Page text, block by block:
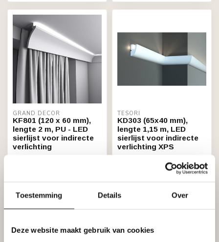
Toestemming Details Over
Deze website maakt gebruik van cookies
GRAND DECOR
KF801 (120 x 60 mm),
lengte 2 m, PU - LED
sierlijst voor indirecte
verlichting
TESORI
KD303 (65x40 mm),
lengte 1,15 m, LED
sierlijst voor indirecte
verlichting XPS